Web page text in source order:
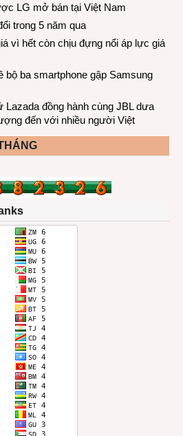
LG mở bán tại Việt Nam
trong 5 năm qua
vì hết còn chịu đựng nổi áp lực giá
bộ ba smartphone gập Samsung
Lazada đồng hành cùng JBL dưa
đến với nhiều người Việt